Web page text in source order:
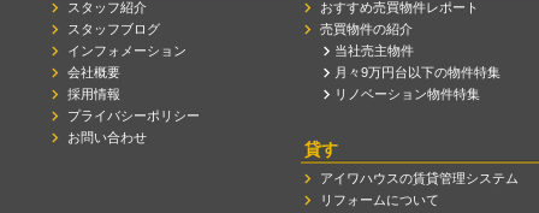
スタッフ紹介
スタッフブログ
インフォメーション
会社概要
採用情報
プライバシーポリシー
お問い合わせ
おすすめ売買物件レポート
売買物件の紹介
当社売主物件
月々9万円台以下の物件特集
リノベーション物件特集
貸す
アイワハウスの賃貸管理システム
リフォームについて